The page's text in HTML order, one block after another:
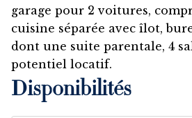
garage pour 2 voitures,
cuisine séparée avec îlot,
dont une suite parentale, 4
potentiel locatif.
Disponibilités